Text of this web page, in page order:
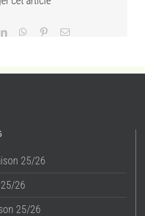
LinkedInWhatsApp
PinterestEmail
25/26
25/26
25/26